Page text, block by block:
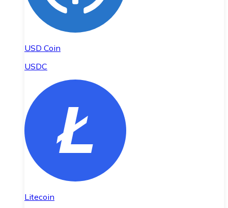
USD Coin
USDC
Litecoin